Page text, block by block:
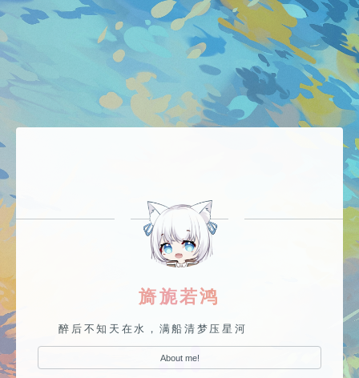
旖旎若鸿
醉后不知天在水，满船清梦压星河
About me!